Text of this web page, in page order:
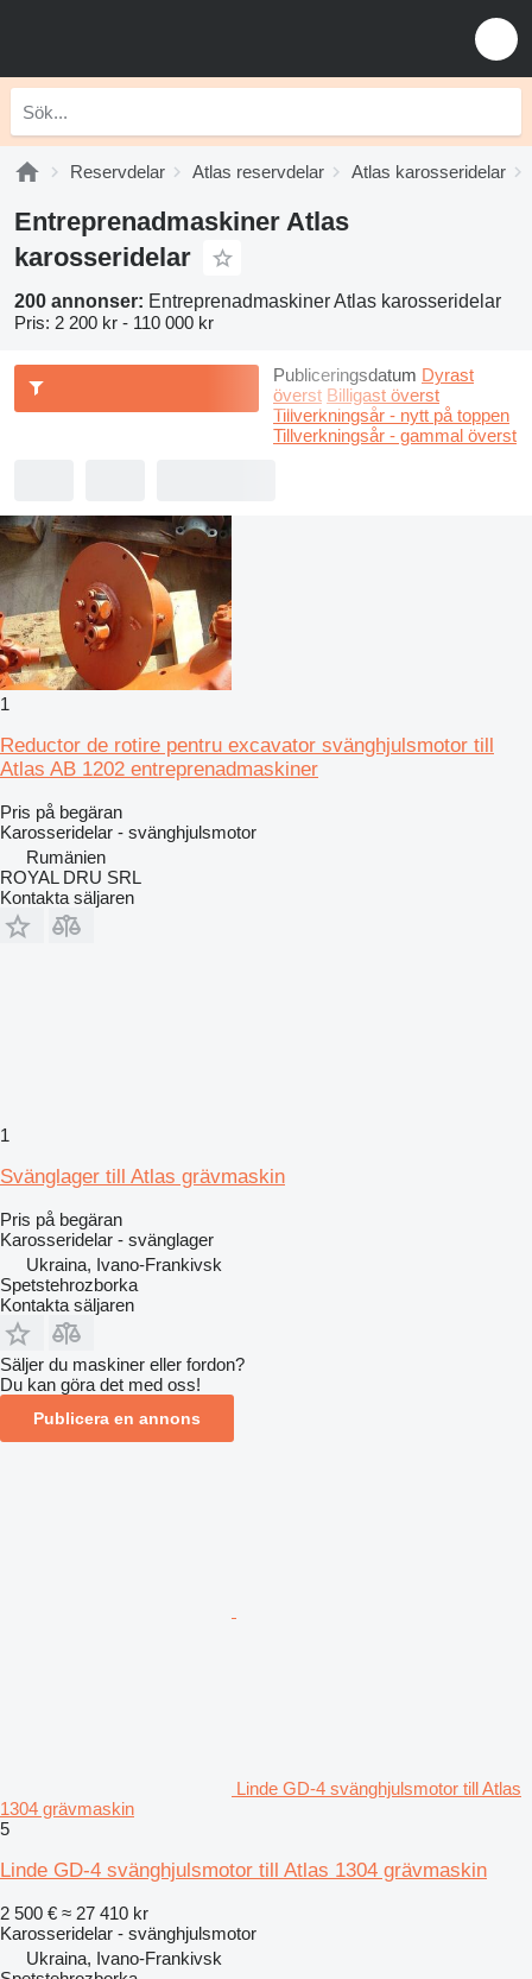
Reservdelar Atlas reservdelar Atlas karosseridelar
Entreprenadmaskiner Atlas
karosseridelar
200 annonser: Entreprenadmaskiner Atlas karosseridelar
Pris: 2 200 kr - 110 000 kr
Publiceringsdatum Dyrast
överst Billigast överst
Tillverkningsår - nytt på toppen
Tillverkningsår - gammal överst
1
Reductor de rotire pentru excavator svänghjulsmotor till
Atlas AB 1202 entreprenadmaskiner
Pris på begäran
Karosseridelar - svänghjulsmotor
Rumänien
ROYAL DRU SRL
Kontakta säljaren
1
Svänglager till Atlas grävmaskin
Pris på begäran
Karosseridelar - svänglager
Ukraina, Ivano-Frankivsk
Spetstehrozborka
Kontakta säljaren
Säljer du maskiner eller fordon?
Du kan göra det med oss!
Publicera en annons
Linde GD-4 svänghjulsmotor till Atlas
1304 grävmaskin
5
Linde GD-4 svänghjulsmotor till Atlas 1304 grävmaskin
2 500 € ≈ 27 410 kr
Karosseridelar - svänghjulsmotor
Ukraina, Ivano-Frankivsk